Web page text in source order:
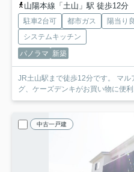
山陽本線「土山」駅 徒歩12分
駐車2台可 都市ガス 陽当り
システムキッチン
パノラマ 新築
JR土山駅まで徒歩12分です。 マ
グ、ケーズデンキがお買い物に便
中古一戸建